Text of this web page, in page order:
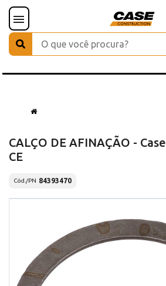
CALÇO DE AFINAÇÃO - Case
CE
Cód./PN 84393470